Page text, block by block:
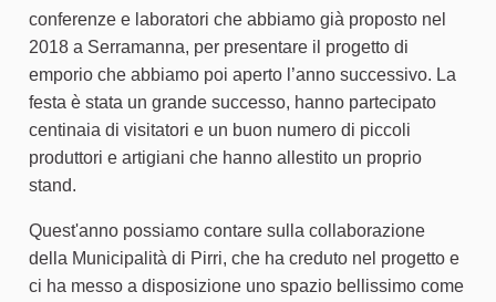
conferenze e laboratori che abbiamo già proposto nel
2018 a Serramanna, per presentare il progetto di
emporio che abbiamo poi aperto l’anno successivo. La
festa è stata un grande successo, hanno partecipato
centinaia di visitatori e un buon numero di piccoli
produttori e artigiani che hanno allestito un proprio
stand.
Quest'anno possiamo contare sulla collaborazione
della Municipalità di Pirri, che ha creduto nel progetto e
ci ha messo a disposizione uno spazio bellissimo come